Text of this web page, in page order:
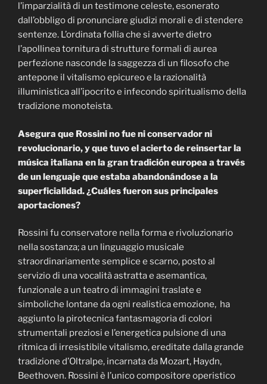
l’imparzialità di un testimone celeste, esonerato
dall’obbligo di pronunciare giudizi morali e di stendere
sentenze. L’ordinata follia che si avverte dietro
l’apollinea tornitura di strutture formali di aurea
perfezione nasconde la saggezza di un filosofo che
antepone il vitalismo epicureo e la razionalità
illuministica all’ipocrito e infecondo spiritualismo della
tradizione monoteista.
Asegura que Rossini no fue ni conservador ni
revolucionario, y que tuvo el acierto de reinsertar la
música italiana en la gran tradición europea a través
de un lenguaje que estaba abandonándose a la
superficialidad. ¿Cuáles fueron sus principales
aportaciones?
Rossini fu conservatore nella forma e rivoluzionario
nella sostanza; a un linguaggio musicale
straordinariamente semplice e scarno, posto al
servizio di una vocalità astratta e asemantica,
funzionale a un teatro di immagini traslate e
simboliche lontane da ogni realistica emozione, ha
aggiunto la pirotecnica fantasmagoria di colori
strumentali preziosi e l’energetica pulsione di una
ritmica di irresistibile vitalismo, ereditate dalla grande
tradizione d’Oltralpe, incarnata da Mozart, Haydn,
Beethoven. Rossini è l’unico compositore operistico